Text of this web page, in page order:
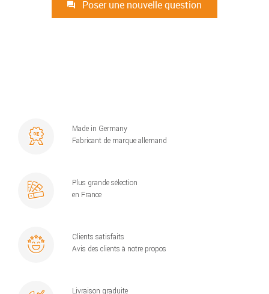
Poser une nouvelle question
Made in Germany
Fabricant de marque allemand
Plus grande sélection
en France
Clients satisfaits
Avis des clients à notre propos
Livraison graduite